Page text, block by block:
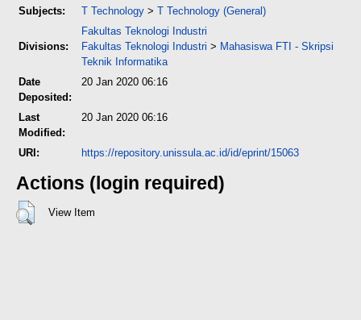
Subjects:
T Technology > T Technology (General)
Divisions:
Fakultas Teknologi Industri
Fakultas Teknologi Industri > Mahasiswa FTI - Skripsi
Teknik Informatika
Date
Deposited:
20 Jan 2020 06:16
Last
Modified:
20 Jan 2020 06:16
URI: https://repository.unissula.ac.id/id/eprint/15063
Actions (login required)
View Item